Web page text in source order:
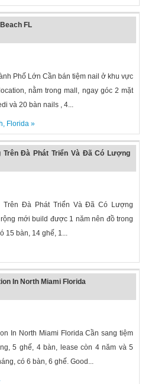
FL
Phố Lớn Cần bán tiệm nail ở khu vực
nằm trong mall, ngay góc 2 mặt
và 20 bàn nails , 4...
, Florida»
Trên Đà Phát Triển Và Đã Có Lượng
Trên Đà Phát Triển Và Đã Có Lượng
mới build được 1 năm nên đồ trong
15 bàn, 14 ghế, 1...
In North Miami Florida
In North Miami Florida Cần sang tiệm
5 ghế, 4 bàn, lease còn 4 năm và 5
có 6 bàn, 6 ghế. Good...